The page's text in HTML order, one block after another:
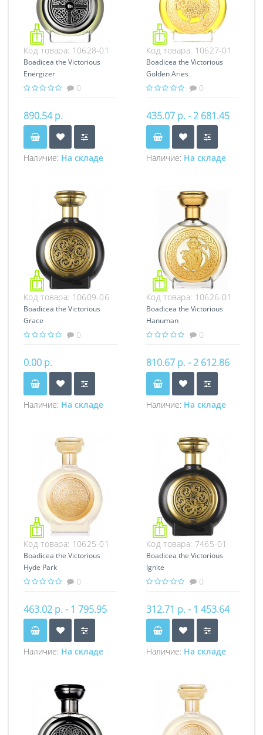
Код товара: 10628-01
Boadicea the Victorious
Energizer
0
890.54 р.
Наличие: На складе
Код товара: 10627-01
Boadicea the Victorious
Golden Aries
0
435.07 р. - 2 681.45
р.
Наличие: На складе
Код товара: 10609-06
Boadicea the Victorious
Grace
0
0.00 р.
Наличие: На складе
Код товара: 10626-01
Boadicea the Victorious
Hanuman
0
810.67 р. - 2 612.86
р.
Наличие: На складе
Код товара: 10625-01
Boadicea the Victorious
Hyde Park
0
463.02 р. - 1 795.95
р.
Наличие: На складе
Код товара: 7465-01
Boadicea the Victorious
Ignite
0
312.71 р. - 1 453.64
р.
Наличие: На складе